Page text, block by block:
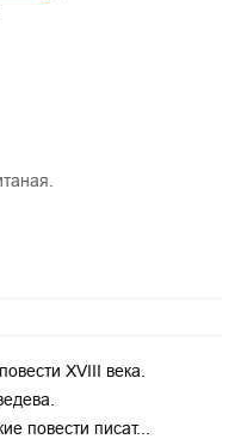
XVIII века.
повести писат...